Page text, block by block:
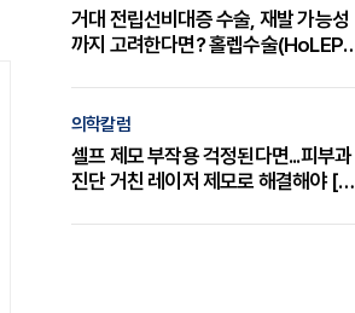
거대 전립선비대증 수술, 재발 가능성
까지 고려한다면? 홀렙수술(HoLEP)
의학칼럼
셀프 제모 부작용 걱정된다면...피부과
진단 거친 레이저 제모로 해결해야 [변